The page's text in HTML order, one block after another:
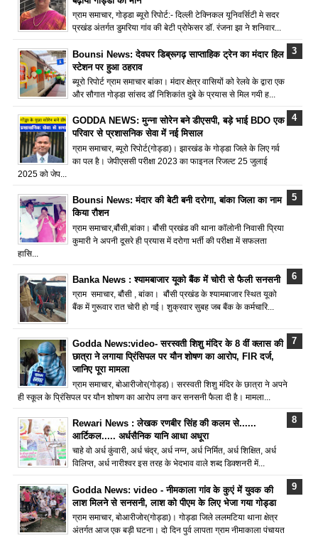
ग्राम समाचार, गोड्डा ब्यूरो रिपोर्ट:- दिल्ली टेक्निकल यूनिवर्सिटी मे सदर
प्रखंड अंतर्गत डुमरिया गांव की बेटी प्रोफेसर डॉ. रंजना झा ने शनिवार...
Bounsi News: देवघर डिब्रूगढ़ साप्ताहिक ट्रेन का मंदार हिल
स्टेशन पर हुआ ठहराव
ब्यूरो रिपोर्ट ग्राम समाचार बांका। मंदार क्षेत्र वासियों को रेलवे के द्वारा एक
और सौगात गोड्डा सांसद डॉ निशिकांत दुबे के प्रयास से मिल गयी ह...
GODDA NEWS: मुन्ना सोरेन बने डीएसपी, बड़े भाई BDO एक
परिवार से प्रशासनिक सेवा में नई मिसाल
ग्राम समाचार, ब्यूरो रिपोर्ट(गोड्डा)। झारखंड के गोड्डा जिले के लिए गर्व
का पल है। जेपीएससी परीक्षा 2023 का फाइनल रिजल्ट 25 जुलाई
2025 को जेप...
Bounsi News: मंदार की बेटी बनी दरोगा, बांका जिला का नाम
किया रौशन
ग्राम समाचार,बौंसी,बांका। बौंसी प्रखंड की थाना कॉलोनी निवासी प्रिया
कुमारी ने अपनी दूसरे ही प्रयास में दरोगा भर्ती की परीक्षा में सफलता
हासि...
Banka News : श्यामबाजार यूको बैंक में चोरी से फैली सनसनी
ग्राम समाचार, बौंसी , बांका। बौंसी प्रखंड के श्यामबाजार स्थित यूको
बैंक में गुरूवार रात चोरी हो गई। शुक्रवार सुबह जब बैंक के कर्मचारि...
Godda News:video- सरस्वती शिशु मंदिर के 8 वीं क्लास की
छात्रा ने लगाया प्रिंसिपल पर यौन शोषण का आरोप, FIR दर्ज,
जानिए पूरा मामला
ग्राम समाचार, बोआरीजोर(गोड्ड)। सरस्वती शिशु मंदिर के छात्रा ने अपने
ही स्कूल के प्रिंसिपल पर यौन शोषण का आरोप लगा कर सनसनी फैला दी है। मामला...
Rewari News : लेखक रणबीर सिंह की कलम से......
आर्टिकल..... अर्धसैनिक यानि आधा अधूरा
चाहे वो अर्ध कुंवारी, अर्ध चंद्र, अर्ध नग्न, अर्ध निर्मित, अर्ध शिक्षित, अर्ध
विलिप्त, अर्ध नारीश्वर इस तरह के भेदभाव वाले शब्द डिक्शनरी में...
Godda News: video - नीमकाला गांव के कुएं में युवक की
लाश मिलने से सनसनी, लाश को पीएम के लिए भेजा गया गोड्डा
ग्राम समाचार, बोआरीजोर(गोड्डा)। गोड्डा जिले ललमटिया थाना क्षेत्र
अंतर्गत आज एक बड़ी घटना। दो दिन पुर्व लापता ग्राम नीमाकाला पंचायत